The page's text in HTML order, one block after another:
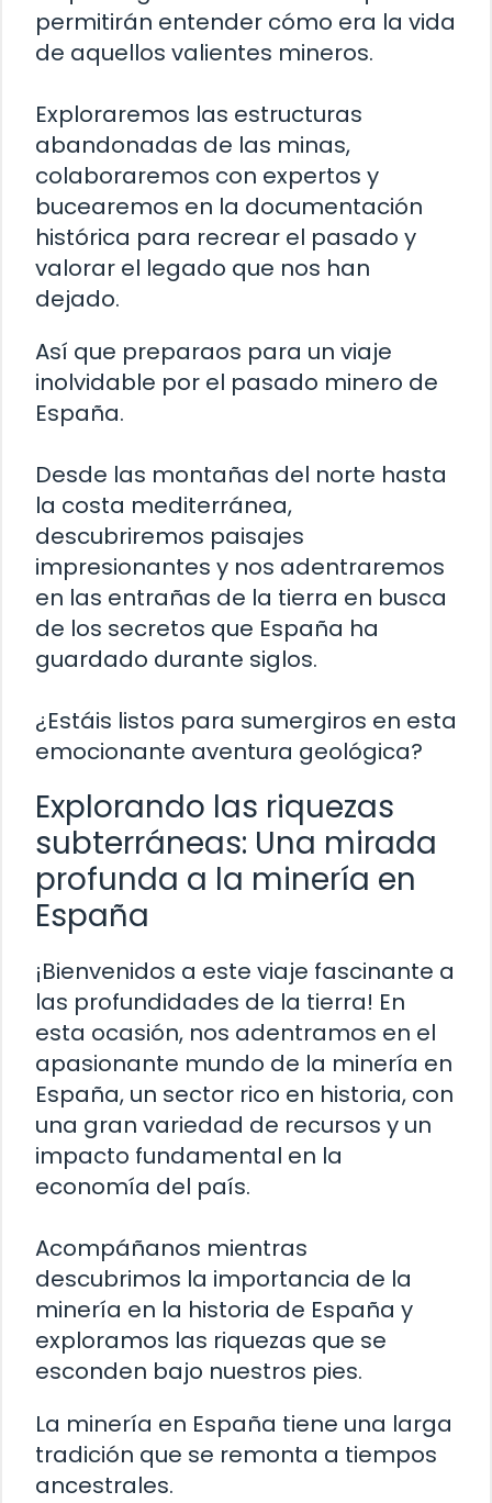
permitirán entender cómo era la vida
de aquellos valientes mineros.
Exploraremos las estructuras
abandonadas de las minas,
colaboraremos con expertos y
bucearemos en la documentación
histórica para recrear el pasado y
valorar el legado que nos han
dejado.
Así que preparaos para un viaje
inolvidable por el pasado minero de
España.
Desde las montañas del norte hasta
la costa mediterránea,
descubriremos paisajes
impresionantes y nos adentraremos
en las entrañas de la tierra en busca
de los secretos que España ha
guardado durante siglos.
¿Estáis listos para sumergiros en esta
emocionante aventura geológica?
Explorando las riquezas
subterráneas: Una mirada
profunda a la minería en
España
¡Bienvenidos a este viaje fascinante a
las profundidades de la tierra! En
esta ocasión, nos adentramos en el
apasionante mundo de la minería en
España, un sector rico en historia, con
una gran variedad de recursos y un
impacto fundamental en la
economía del país.
Acompáñanos mientras
descubrimos la importancia de la
minería en la historia de España y
exploramos las riquezas que se
esconden bajo nuestros pies.
La minería en España tiene una larga
tradición que se remonta a tiempos
ancestrales.